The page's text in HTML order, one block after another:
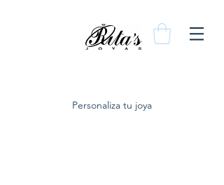
Personaliza tu joya